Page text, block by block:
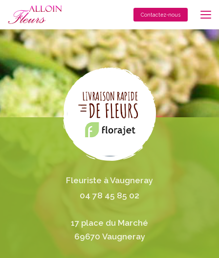
contenu
principal
Contactez-nous
Fleuriste à Vaugneray
04 78 45 85 02
17 place du Marché
69670 Vaugneray